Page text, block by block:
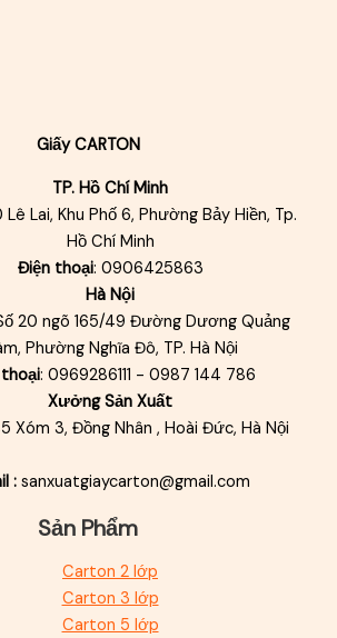
Giấy CARTON
TP. Hồ Chí Minh
Lê Lai, Khu Phố 6, Phường Bảy Hiền, Tp.
Hồ Chí Minh
Điện thoại: 0906425863
Hà Nội
20 ngõ 165/49 Đường Dương Quảng
Phường Nghĩa Đô, TP. Hà Nội
: 0969286111 - 0987 144 786
Xưởng Sản Xuất
Xóm 3, Đồng Nhân , Hoài Đức, Hà Nội
: sanxuatgiaycarton@gmail.com
Sản Phẩm
Carton 2 lớp
Carton 3 lớp
Carton 5 lớp